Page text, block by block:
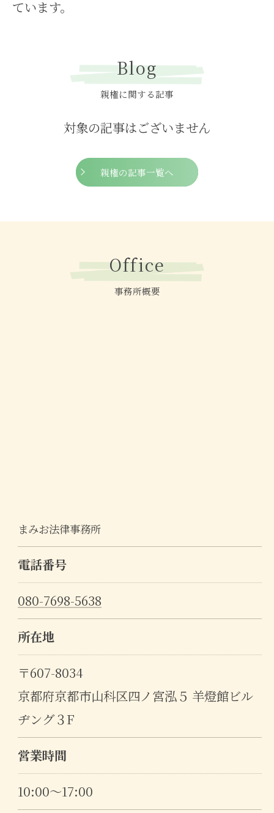
ています。
Blog
親権に関する記事
対象の記事はございません
親権の記事一覧へ
事務所概要
Office
まみお法律事務所
電話番号
080-7698-5638
所在地
〒607-8034
京都府京都市山科区四ノ宮泓５ 羊燈館ビル
ヂング３F
営業時間
10:00～17:00